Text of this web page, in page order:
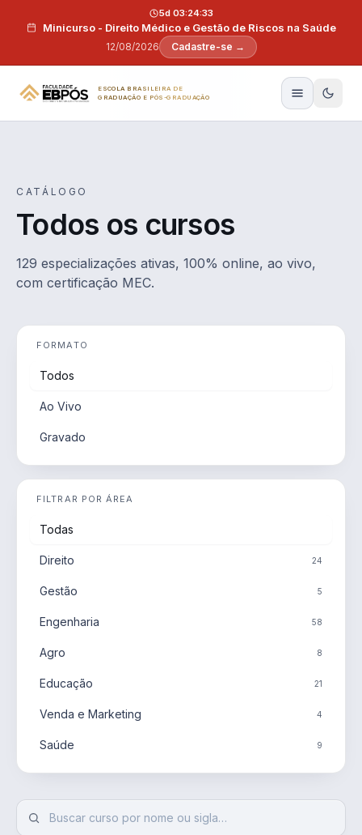
Minicurso - Direito Médico e Gestão de Riscos na Saúde
12/08/2026
5d 03:24:32
Cadastre-se →
ESCOLA BRASILEIRA DE
GRADUAÇÃO E PÓS-GRADUAÇÃO
CATÁLOGO
Todos os cursos
129 especializações ativas, 100% online, ao vivo,
com certificação MEC.
FORMATO
Todos
Ao Vivo
Gravado
FILTRAR POR ÁREA
Todas
Direito 24
Gestão 5
Engenharia 58
Agro 8
Educação 21
Venda e Marketing 4
Saúde 9